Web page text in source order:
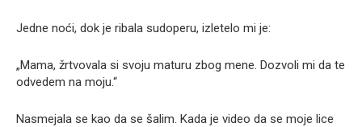
Jedne noći, dok je ribala sudoperu, izletelo mi je:
„Mama, žrtvovala si svoju maturu zbog mene. Dozvoli mi da te
odvedem na moju.“
Nasmejala se kao da se šalim. Kada je video da se moje lice